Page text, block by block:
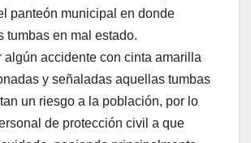
panteón municipal en donde
tumbas en mal estado.
algún accidente con cinta amarilla
y señaladas aquellas tumbas
un riesgo a la población, por lo
de protección civil a que